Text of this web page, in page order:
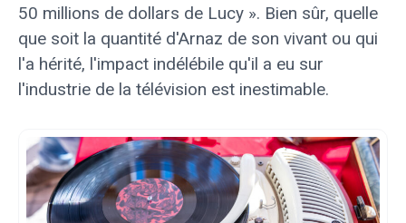
50 millions de dollars de Lucy ». Bien sûr, quelle
que soit la quantité d'Arnaz de son vivant ou qui
l'a hérité, l'impact indélébile qu'il a eu sur
l'industrie de la télévision est inestimable.